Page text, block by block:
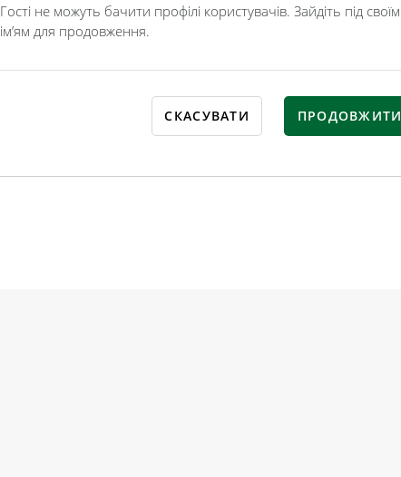
Гості не можуть бачити профілі користувачів. Зайдіть під своїм
ім’ям для продовження.
СКАСУВАТИ ПРОДОВЖИТИ